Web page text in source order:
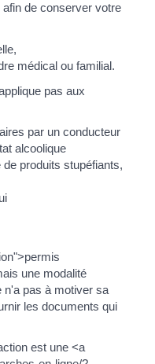
de conserver votre
médical ou familial.
pas aux
par un conducteur
alcoolique
produits stupéfiants,
une modalité
n'a pas à motiver sa
les documents qui
est une <a